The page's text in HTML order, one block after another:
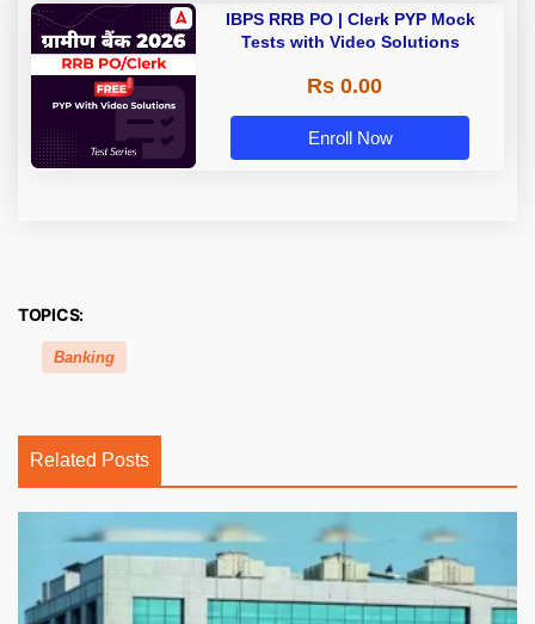
IBPS RRB PO | Clerk PYP Mock
Tests with Video Solutions
Rs 0.00
Enroll Now
TOPICS:
Banking
Related Posts